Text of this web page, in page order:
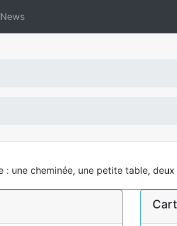
News
une cheminée, une petite table,